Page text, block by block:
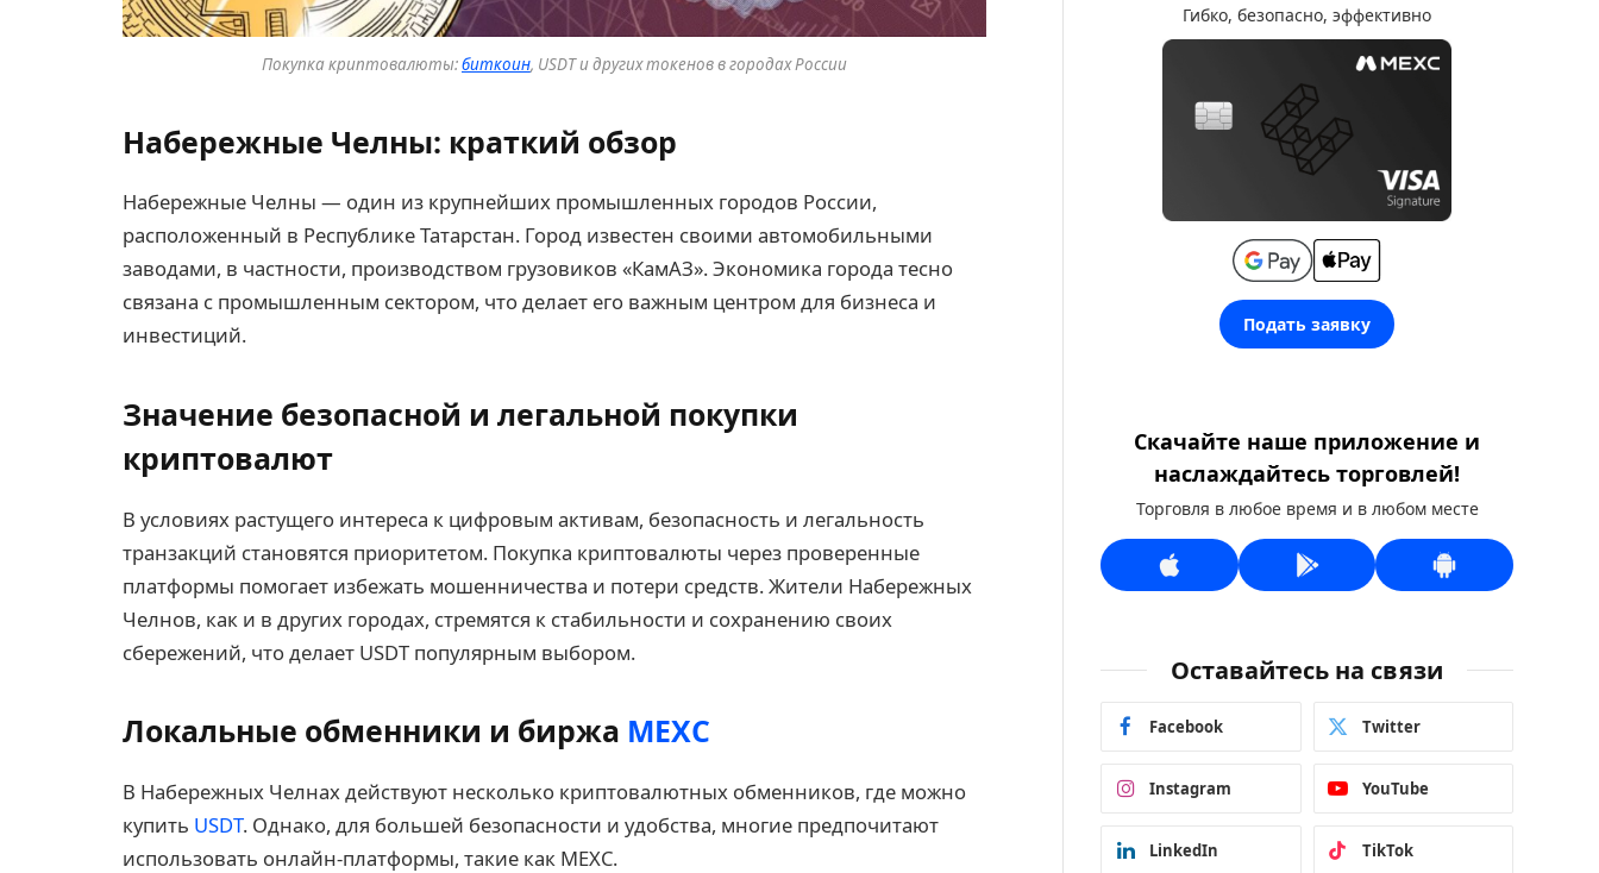
Покупка криптовалюты:биткоин, USDT и других токенов в городах России
Набережные Челны: краткий обзор
Набережные Челны — один из крупнейших промышленных городов России,
расположенный в Республике Татарстан. Город известен своими автомобильными
заводами, в частности, производством грузовиков «КамАЗ». Экономика города тесно
связана с промышленным сектором, что делает его важным центром для бизнеса и
инвестиций.
Значение безопасной и легальной покупки
криптовалют
В условиях растущего интереса к цифровым активам, безопасность и легальность
транзакций становятся приоритетом. Покупка криптовалюты через проверенные
платформы помогает избежать мошенничества и потери средств. Жители Набережных
Челнов, как и в других городах, стремятся к стабильности и сохранению своих
сбережений, что делает USDT популярным выбором.
Локальные обменники и биржа MEXC
В Набережных Челнах действуют несколько криптовалютных обменников, где можно
купить USDT. Однако, для большей безопасности и удобства, многие предпочитают
использовать онлайн-платформы, такие как MEXC.
Гибко, безопасно, эффективно
Подать заявку
Скачайте наше приложение и
наслаждайтесь торговлей!
Торговля в любое время и в любом месте
Оставайтесь на связи
Facebook Twitter
Instagram YouTube
LinkedIn TikTok